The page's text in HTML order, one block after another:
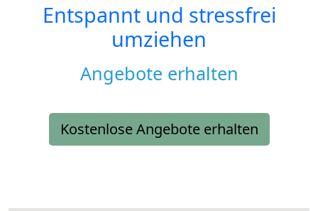
Entspannt und stressfrei
umziehen
Angebote erhalten
Kostenlose Angebote erhalten